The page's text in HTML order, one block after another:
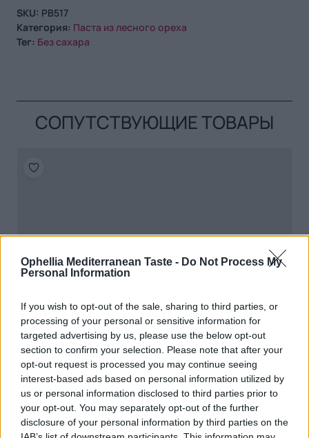
Ophellia Mediterranean Taste - Do Not Process My
Personal Information
If you wish to opt-out of the sale, sharing to third parties, or
processing of your personal or sensitive information for
targeted advertising by us, please use the below opt-out
section to confirm your selection. Please note that after your
opt-out request is processed you may continue seeing
interest-based ads based on personal information utilized by
us or personal information disclosed to third parties prior to
your opt-out. You may separately opt-out of the further
disclosure of your personal information by third parties on the
SKU: PB517
Категория: Паста из лесного ореха
Тег: Без сахара
СОПУТСТВУЮЩИЕ ТОВАРЫ